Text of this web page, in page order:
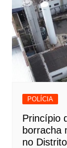
POLÍCIA
Princípio
borracha
no